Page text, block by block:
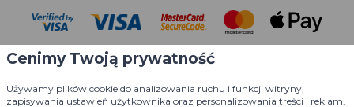
Cenimy Twoją prywatność
Używamy plików cookie do analizowania ruchu i funkcji witryny,
zapisywania ustawień użytkownika oraz personalizowania treści i reklam.